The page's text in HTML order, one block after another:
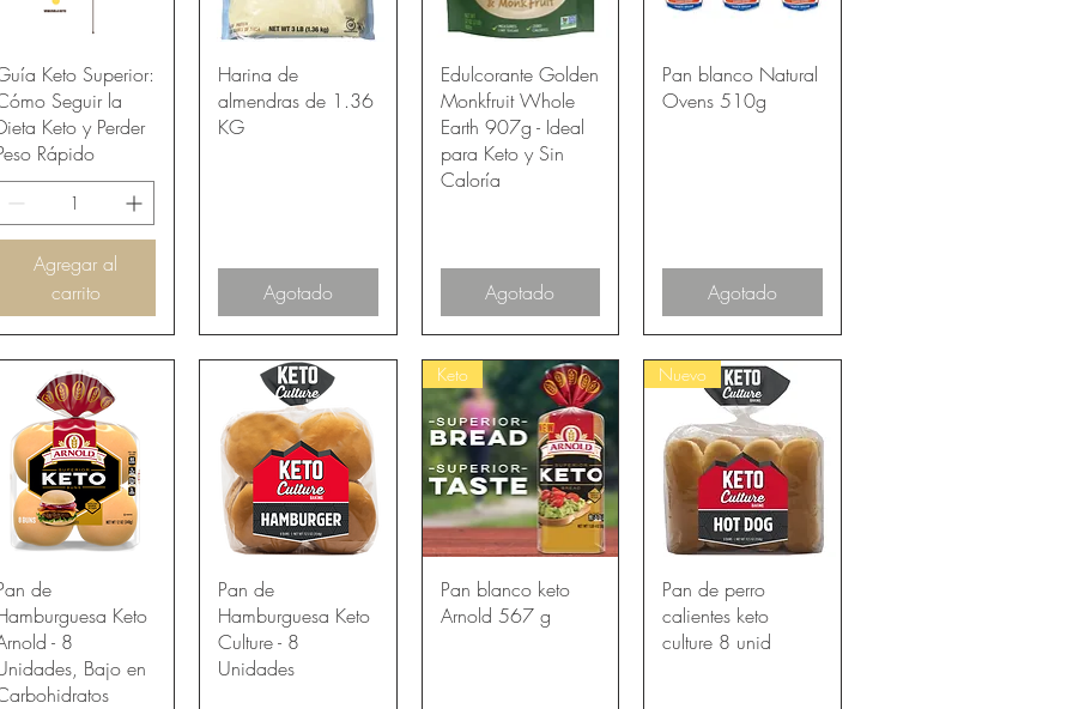
Vista rápida
Keto Superior:
Seguir la
Keto y Perder
Rápido
Agregar al
carrito
Vista rápida
Harina de
almendras de 1.36
KG
Agotado
Vista rápida
Edulcorante Golden
Monkfruit Whole
Earth 907g - Ideal
para Keto y Sin
Caloría
Agotado
Vista rápida
Pan blanco Natural
Ovens 510g
Agotado
Vista rápida
de
Keto
- 8
Bajo en
Vista rápida
Pan de
Hamburguesa Keto
Culture - 8
Unidades
Vista rápida
Keto
Pan blanco keto
Arnold 567 g
Vista rápida
Nuevo
Pan de perro
calientes keto
culture 8 unid